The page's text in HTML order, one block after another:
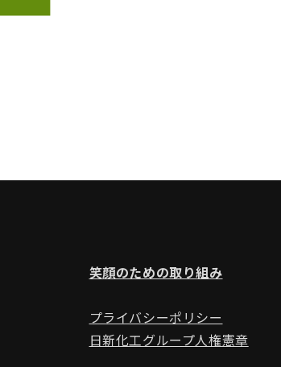
笑顔のための取り組み
プライバシーポリシー
日新化工グループ人権憲章